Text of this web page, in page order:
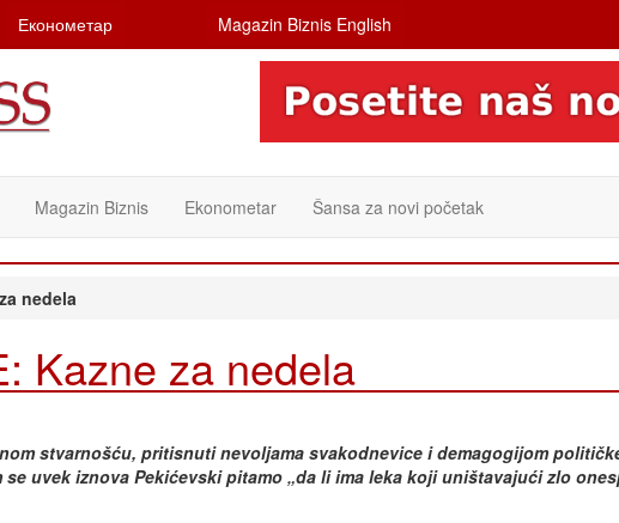
Економетар Magazin Biznis English
Magazin Biznis Ekonometar Šansa za novi početak
nedela
Kazne za nedela
stvarnošću, pritisnuti nevoljama svakodnevice i demagogijom
se uvek iznova Pekićevski pitamo „da li ima leka koji uništavajući zlo